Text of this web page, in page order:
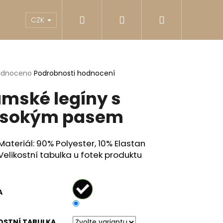
Reklamace Obchodní podmínky
CZK Přihlášení
Podrobnosti hodnocení
legíny s
pasem
90% Polyester, 10% Elastan
tabulka u fotek produktu